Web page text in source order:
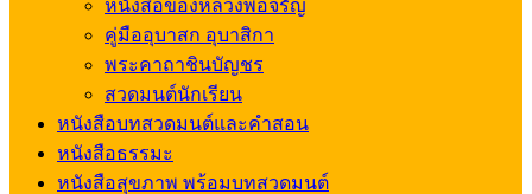
หนังสือของหลวงพ่อจรัญ
คู่มืออุบาสก อุบาสิกา
พระคาถาชินบัญชร
สวดมนต์นักเรียน
หนังสือบทสวดมนต์และคำสอน
หนังสือธรรมะ
หนังสือสุขภาพ พร้อมบทสวดมนต์